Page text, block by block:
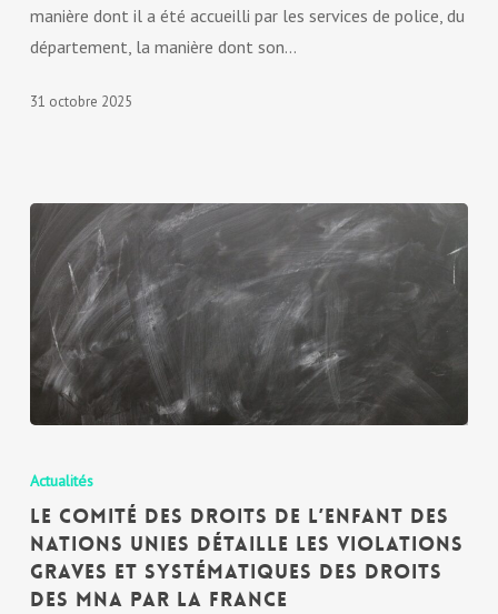
manière dont il a été accueilli par les services de police, du
département, la manière dont son…
31 octobre 2025
Actualités
Le comité des droits de l’Enfant des
Nations Unies détaille les violations
graves et systématiques des droits
des MNA par la France